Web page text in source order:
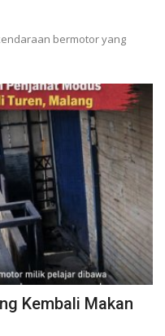
bermotor yang
Kembali Makan